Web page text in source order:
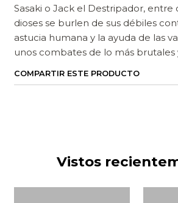
Sasaki o Jack el Destripador, entre
dioses se burlen de sus débiles
astucia humana y la ayuda de las
unos combates de lo más brutales
COMPARTIR ESTE PRODUCTO
Vistos